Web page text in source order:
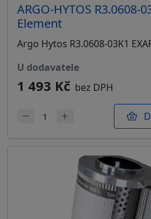
ARGO-HYTOS R3.0608-
Element
Argo Hytos R3.0608-03K1
u dodavatele
1 493 Kč bez DPH